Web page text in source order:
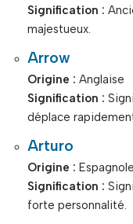
Signification :
majestueux.
Arrow
Origine : Anglaise
Signification :
déplace
Arturo
Origine : Espagnole
Signification :
forte personnalité.